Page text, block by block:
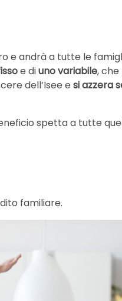
e andrà a tutte le
e diuno variabile,
dell’Isee e si azzera
spetta a tutte
familiare.